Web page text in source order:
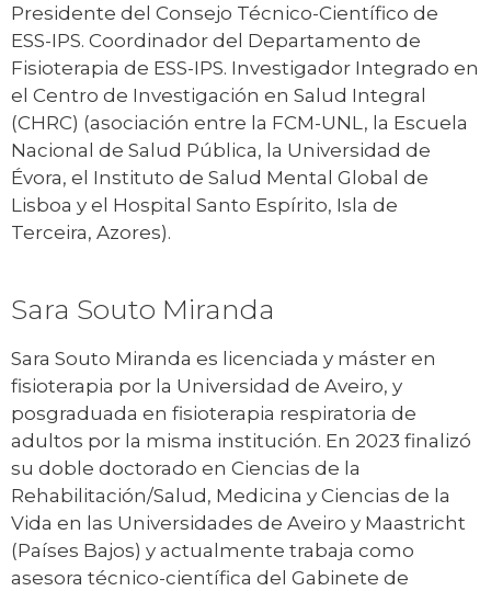
Presidente del Consejo Técnico-Científico de
ESS-IPS. Coordinador del Departamento de
Fisioterapia de ESS-IPS. Investigador Integrado en
el Centro de Investigación en Salud Integral
(CHRC) (asociación entre la FCM-UNL, la Escuela
Nacional de Salud Pública, la Universidad de
Évora, el Instituto de Salud Mental Global de
Lisboa y el Hospital Santo Espírito, Isla de
Terceira, Azores).
Sara Souto Miranda
Sara Souto Miranda es licenciada y máster en
fisioterapia por la Universidad de Aveiro, y
posgraduada en fisioterapia respiratoria de
adultos por la misma institución. En 2023 finalizó
su doble doctorado en Ciencias de la
Rehabilitación/Salud, Medicina y Ciencias de la
Vida en las Universidades de Aveiro y Maastricht
(Países Bajos) y actualmente trabaja como
asesora técnico-científica del Gabinete de